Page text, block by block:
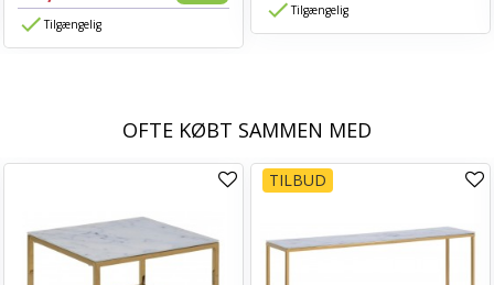
Tilgængelig
Tilgængelig
OFTE KØBT SAMMEN MED
TILBUD